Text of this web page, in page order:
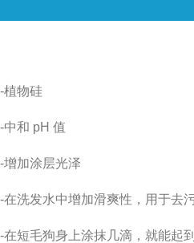
-植物硅
-中和 pH 值
-增加涂层光泽
-在洗发水中增加滑爽性，用于去
-在短毛狗身上涂抹几滴，就能起